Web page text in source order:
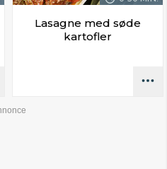
Lasagne med søde
kartofler